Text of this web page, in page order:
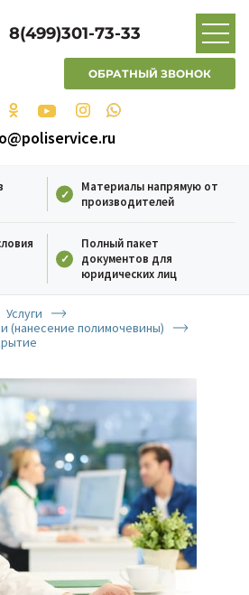
8(499)301-73-33
ОБРАТНЫЙ ЗВОНОК
Материалы напрямую от
производителей
Полный пакет
документов для
юридических лиц
Услуги
(нанесение полимочевины)